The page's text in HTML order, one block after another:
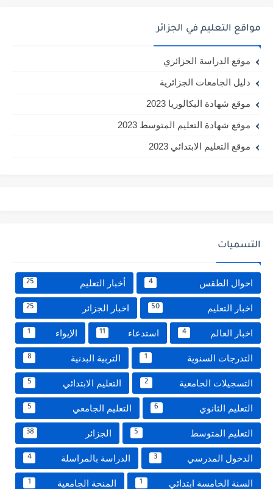
مواقع التعليم في الجزائر
موقع الدراسة الجزائري
دليل الجامعات الجزائرية
موقع شهادة البكالوريا 2023
موقع شهادة التعليم المتوسط 2023
موقع التعليم الابتدائي 2023
التسميات
احوال الطقس 4 أخبار التعليم 25
اخبار التعليم 50 اخبار الجزائر 25
اخبار العالم 4 استدعاء 11 الإيواء 1
التدرجات السنوية 1 التربية البدنية 8
التسجيلات الجامعية 2 التعليم الابتدائي 5
التعليم الثانوي 6 التعليم الجامعي 5
التعليم المتوسط 5 الجزائر 38
الدخول المدرسي 3 الدراسة بالمراسلة 4
السنة الخامسة ابتدائي 1 المنحة الجامعية 1